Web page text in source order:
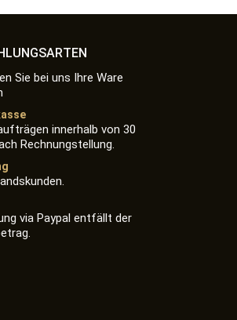
Sie bei uns Ihre Ware
innerhalb von 30
Rechnungstellung.
via Paypal entfällt der